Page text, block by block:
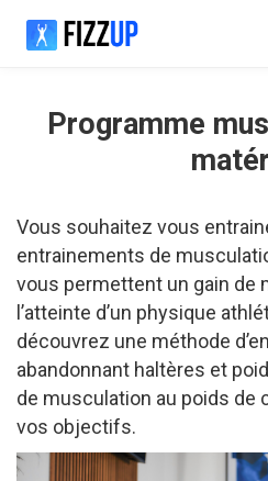
Programme
Vous souhaitez vous
entrainements de
vous permettent un gain de
l’atteinte d’un physique
découvrez une méthode
abandonnant haltères et
de musculation au poids de
vos objectifs.